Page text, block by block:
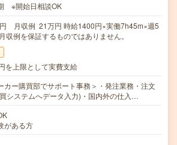
※開始日相談OK
月収例 21万円 時給1400円×実働7h45m×週5
収例を保証するものではありません。
を上限として実費支給
カー購買部でサポート事務＞・発注業務・注文
システムへデータ入力)・国内外の仕入…
がある方